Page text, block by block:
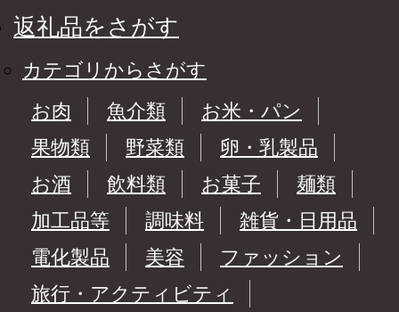
返礼品をさがす
カテゴリからさがす
お肉
魚介類
お米・パン
果物類
野菜類
卵・乳製品
お酒
飲料類 お菓子
麺類
加工品等
調味料
雑貨・日用品
電化製品
美容
ファッション
旅行・アクティビティ